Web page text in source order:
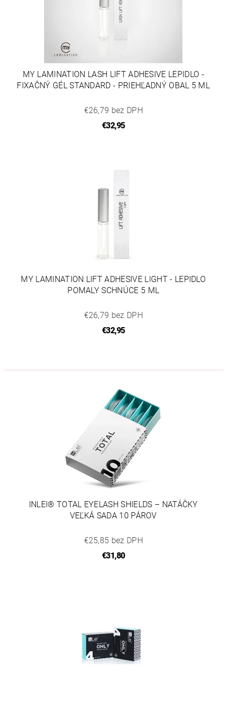
MY LAMINATION LASH LIFT ADHESIVE LEPIDLO -
FIXAČNÝ GÉL STANDARD - PRIEHĽADNÝ OBAL 5 ML
€26,79 bez DPH
€32,95
MY LAMINATION LIFT ADHESIVE LIGHT - LEPIDLO
POMALY SCHNÚCE 5 ML
€26,79 bez DPH
€32,95
INLEI® TOTAL EYELASH SHIELDS – NATÁČKY
VEĽKÁ SADA 10 PÁROV
€25,85 bez DPH
€31,80